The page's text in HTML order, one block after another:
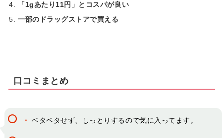
「1gあたり11円」とコスパが良い
一部のドラッグストアで買える
口コミまとめ
・ ベタベタせず、しっとりするので気に入ってます。